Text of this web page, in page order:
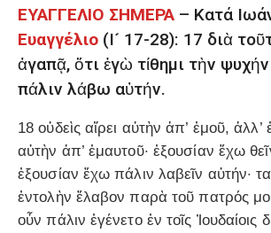
ΕΥΑΓΓΕΛΙΟ ΣΗΜΕΡΑ – Κατά
Ευαγγέλιο (Ι´ 17-28): 17 διὰ
ἀγαπᾷ, ὅτι ἐγὼ τίθημι τὴν ψυχήν
πάλιν λάβω αὐτήν.
18 οὐδεὶς αἴρει αὐτὴν ἀπ’ ἐμοῦ, ἀλλ’
αὐτὴν ἀπ’ ἐμαυτοῦ· ἐξουσίαν ἔχω
ἐξουσίαν ἔχω πάλιν λαβεῖν αὐτήν·
ἐντολὴν ἔλαβον παρὰ τοῦ πατρός
οὖν πάλιν ἐγένετο ἐν τοῖς Ἰουδαίοις